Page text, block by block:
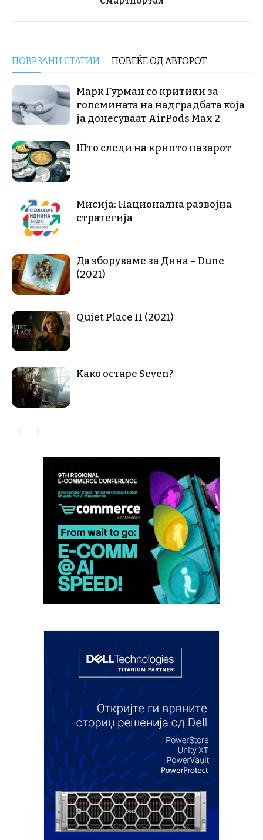
ПОВРЗАНИ СТАТИИ ПОВЕЌЕ ОД АВТОРОТ
Марк Гурман со критики за
големината на надградбата која
ја донесуваат AirPods Max 2
Што следи на крипто пазарот
Мисија: Национална развојна
стратегија
Да зборуваме за Дина – Dune
(2021)
Quiet Place II (2021)
Како остаре Seven?